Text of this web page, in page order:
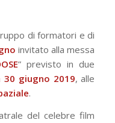
di formatori e di
invitato alla messa
” previsto in due
30 giugno 2019, alle
.
del celebre film